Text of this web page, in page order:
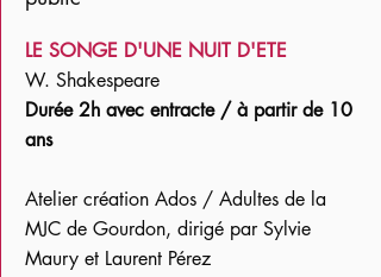
LE SONGE D'UNE NUIT D'ETE
W. Shakespeare
Durée 2h avec entracte / à partir de 10
ans
Atelier création Ados / Adultes de la
MJC de Gourdon, dirigé par Sylvie
Maury et Laurent Pérez